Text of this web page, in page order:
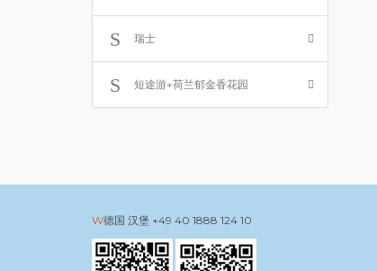
瑞士
短途游+荷兰郁金香花园
德国 汉堡 +49 40 1888 124 10